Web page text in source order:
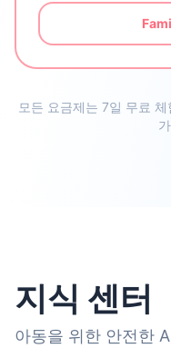
모든 요금제는 7일 무료
지식 센터
아동을 위한 안전한